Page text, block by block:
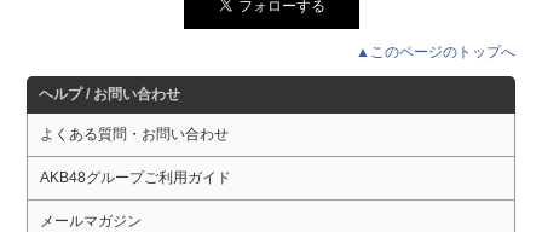
▲このページのトップへ
ヘルプ / お問い合わせ
よくある質問・お問い合わせ
AKB48グループご利用ガイド
メールマガジン